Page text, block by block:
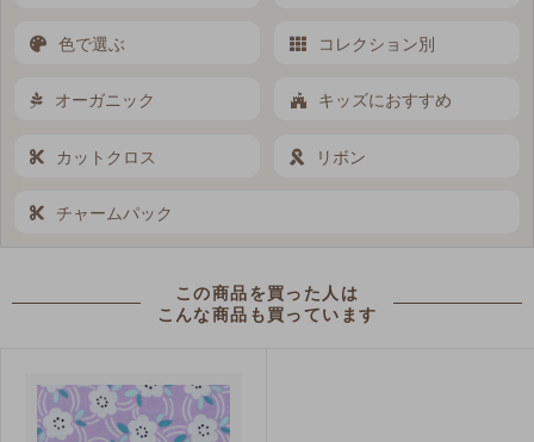
色で選ぶ コレクション別
オーガニック キッズにおすすめ
カットクロス リボン
チャームパック
この商品を買った人は
こんな商品も買っています